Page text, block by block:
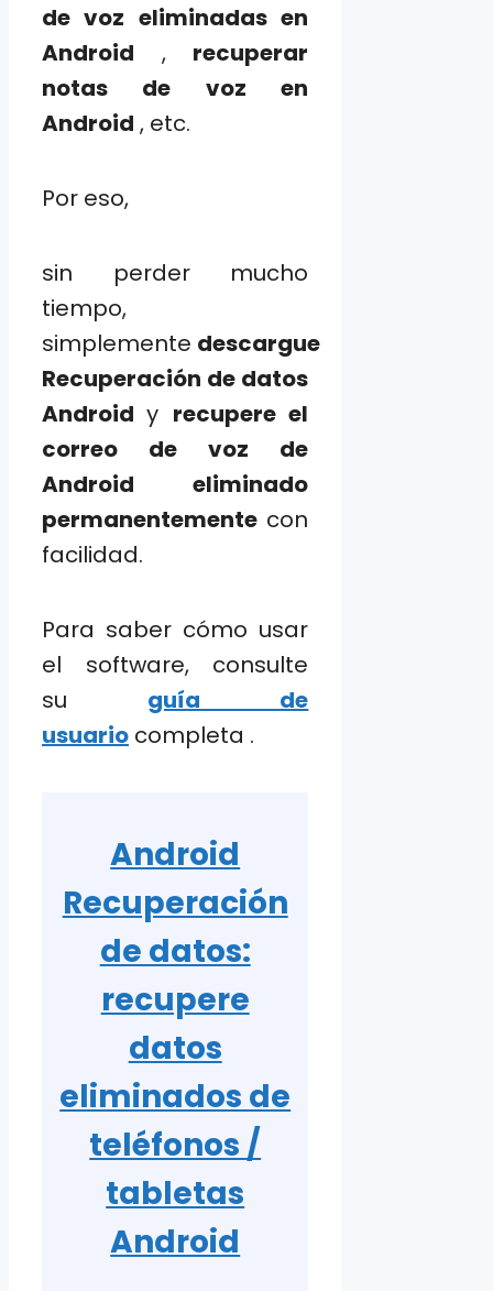
de voz eliminadas en
Android , recuperar
notas de voz en
Android , etc.
Por eso,
sin perder mucho
tiempo,
simplemente descargue
Recuperación de datos
Androidy recupere el
correo de voz de
Android eliminado
permanentemente con
facilidad.
Para saber cómo usar
el software, consulte
su guía de
usuario completa .
Android
Recuperación
de datos:
recupere
datos
eliminados de
teléfonos /
tabletas
Android